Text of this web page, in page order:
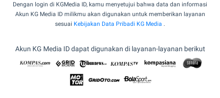
Dengan login di KGMedia ID, kamu menyetujui bahwa data dan informasi
Akun KG Media ID milikmu akan digunakan untuk memberikan layanan
sesuai Kebijakan Data Pribadi KG Media .
Akun KG Media ID dapat digunakan di layanan-layanan berikut